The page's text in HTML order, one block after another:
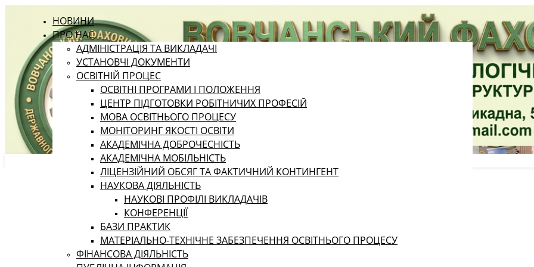
НОВИНИ
ПРО НАС
АДМІНІСТРАЦІЯ ТА ВИКЛАДАЧІ
УСТАНОВЧІ ДОКУМЕНТИ
ОСВІТНІЙ ПРОЦЕС
ОСВІТНІ ПРОГРАМИ І ПОЛОЖЕННЯ
ЦЕНТР ПІДГОТОВКИ РОБІТНИЧИХ ПРОФЕСІЙ
МОВА ОСВІТНЬОГО ПРОЦЕСУ
МОНІТОРИНГ ЯКОСТІ ОСВІТИ
АКАДЕМІЧНА ДОБРОЧЕСНІСТЬ
АКАДЕМІЧНА МОБІЛЬНІСТЬ
ЛІЦЕНЗІЙНИЙ ОБСЯГ ТА ФАКТИЧНИЙ КОНТИНГЕНТ
НАУКОВА ДІЯЛЬНІСТЬ
НАУКОВІ ПРОФІЛІ ВИКЛАДАЧІВ
КОНФЕРЕНЦІЇ
БАЗИ ПРАКТИК
МАТЕРІАЛЬНО-ТЕХНІЧНЕ ЗАБЕЗПЕЧЕННЯ ОСВІТНЬОГО ПРОЦЕСУ
ФІНАНСОВА ДІЯЛЬНІСТЬ